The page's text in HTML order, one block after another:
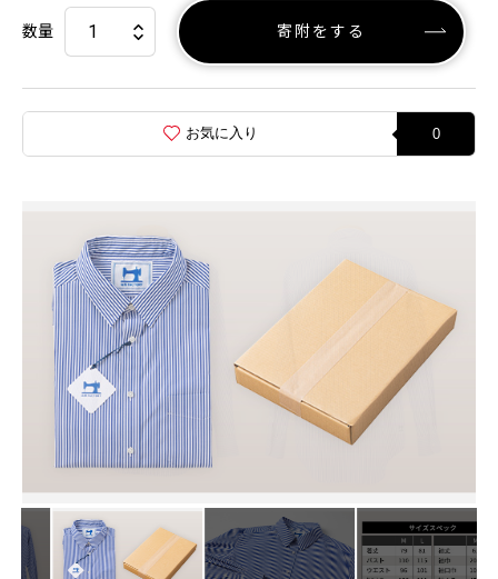
数量 寄附をする
お気に入り 0